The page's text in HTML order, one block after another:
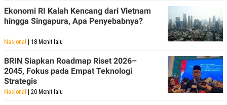
Ekonomi RI Kalah Kencang dari Vietnam
hingga Singapura, Apa Penyebabnya?
Nasional | 18 Menit lalu
BRIN Siapkan Roadmap Riset 2026–
2045, Fokus pada Empat Teknologi
Strategis
Nasional | 20 Menit lalu